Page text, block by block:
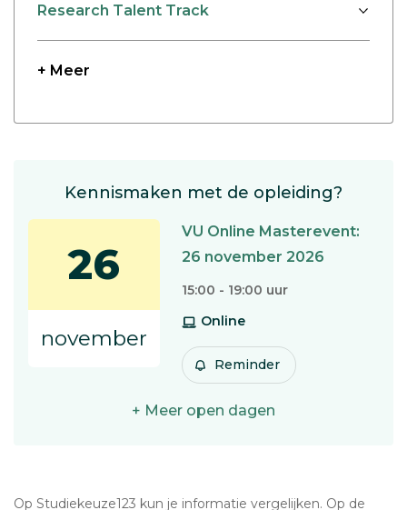
Research Talent Track
+ Meer
Kennismaken met de opleiding?
26
november
VU Online Masterevent:
26 november 2026
15:00 - 19:00 uur
Online
Reminder
+ Meer open dagen
Op Studiekeuze123 kun je informatie vergelijken. Op de